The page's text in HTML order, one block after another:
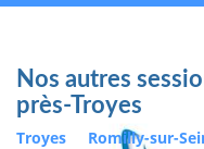
Nos autres
près-Troyes
Troyes Romilly-sur-